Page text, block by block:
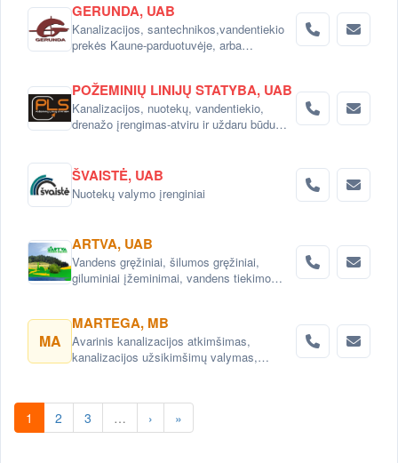
GERUNDA, UAB
Kanalizacijos, santechnikos,vandentiekio
prekės Kaune-parduotuvėje, arba
POŽEMINIŲ LINIJŲ STATYBA, UAB
Kanalizacijos, nuotekų, vandentiekio,
drenažo įrengimas-atviru ir uždaru būdu
ŠVAISTĖ, UAB
Nuotekų valymo įrenginiai
ARTVA, UAB
Vandens gręžiniai, šilumos gręžiniai,
giluminiai įžeminimai, vandens tiekimo
MA
MARTEGA, MB
Avarinis kanalizacijos atkimšimas,
kanalizacijos užsikimšimų valymas,
1 2 3 … › »